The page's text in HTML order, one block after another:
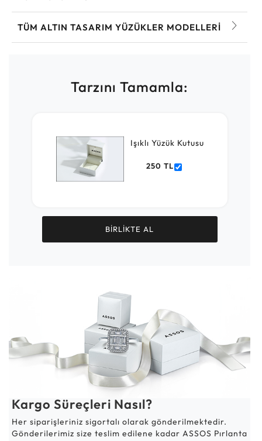
TÜM ALTIN TASARIM YÜZÜKLER MODELLERI
Tarzını Tamamla:
Işıklı Yüzük Kutusu
250 TL
BİRLİKTE AL
Kargo Süreçleri Nasıl?
Her siparişleriniz sigortalı olarak gönderilmektedir.
Gönderilerimiz size teslim edilene kadar ASSOS Pırlanta